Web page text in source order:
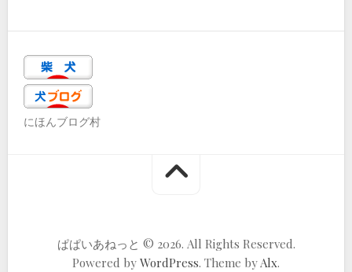
にほんブログ村
ぱぱいあねっと © 2026. All Rights Reserved.
Powered by WordPress. Theme by Alx.